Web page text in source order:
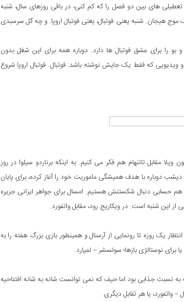
های بین دو فصل را که کم کنی، در باقی روزهای سال، شنبه
هیجان. شنبه یعنی فوتبال، یعنی فوتبال اروپا. و چه گل سرسبدی
بو را برای عشق فوتبال ها دارد. دوباره همه برای این شغل بدون
که فقط یک جایش نوشته باشد: فوتبال. فوتبال اروپا شروع
تاتنهام هم فکر می کنیم. به اینکه برناردو سیلوا در روز
دوباره با هدف همیشگی ماموریت خود را آغاز کرده، برای پایان
حسابی دنبال شکستنش هستیم. امسال برای جواهر ایرانی جزیره
شنبه است. در ویکاریج رود، مقابل واتفورد.
یک روزه تا رونمایی از آرسنال و همینطور بازی بزرگ هفته را به
نوستالژی بازها؛ سولسشر – لمپارد.
به نسبت جذابی بود اما حیف که نمی توانست شانه به شانه افتتاحیه
واتفورد، یا هر تقابل دیگری.